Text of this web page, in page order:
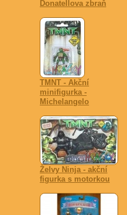
Donatellova zbraň
TMNT - Akční
minifigurka -
Michelangelo
Želvy Ninja - akční
figurka s motorkou